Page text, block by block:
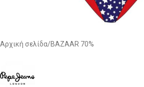
Αρχική σελίδα/BAZAAR 70%